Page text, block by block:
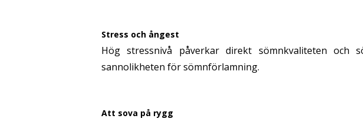
Stress och ångest
Hög stressnivå påverkar direkt sömnkvaliteten och
sannolikheten för sömnförlamning.
Att sova på rygg